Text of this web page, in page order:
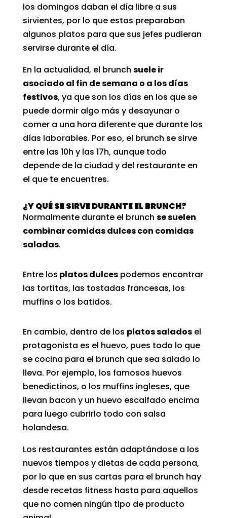
los domingos daban el día libre a sus
sirvientes, por lo que estos preparaban
algunos platos para que sus jefes pudieran
servirse durante el día.
En la actualidad, el brunch suele ir
asociado al fin de semana o a los días
festivos, ya que son los días en los que se
puede dormir algo más y desayunar o
comer a una hora diferente que durante los
días laborables. Por eso, el brunch se sirve
entre las 10h y las 17h, aunque todo
depende de la ciudad y del restaurante en
el que te encuentres.
¿Y QUÉ SE SIRVE DURANTE EL BRUNCH?
Normalmente durante el brunch se suelen
combinar comidas dulces con comidas
saladas.
Entre los platos dulcespodemos encontrar
las tortitas, las tostadas francesas, los
muffins o los batidos.
En cambio, dentro de los platos saladosel
protagonista es el huevo, pues todo lo que
se cocina para el brunch que sea salado lo
lleva. Por ejemplo, los famosos huevos
benedictinos, o los muffins ingleses, que
llevan bacon y un huevo escalfado encima
para luego cubrirlo todo con salsa
holandesa.
Los restaurantes están adaptándose a los
nuevos tiempos y dietas de cada persona,
por lo que en sus cartas para el brunch hay
desde recetas fitness hasta para aquellos
que no comen ningún tipo de producto